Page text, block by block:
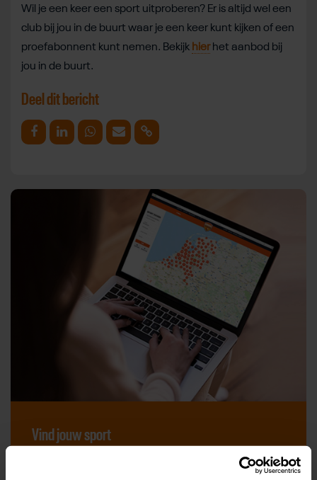
Wil je een keer een sport uitproberen? Er is altijd wel een
club bij jou in de buurt waar je een keer kunt kijken of een
proefabonnent kunt nemen. Bekijk hierhet aanbod bij
jou in de buurt.
Deel dit bericht
Deel op Facebook
Deel op LinkedinDeel op Whatsapp
Mail link Kopieer link
Vind jouw sport
Van atletiek tot zwemmen: met onze Sportzoeker